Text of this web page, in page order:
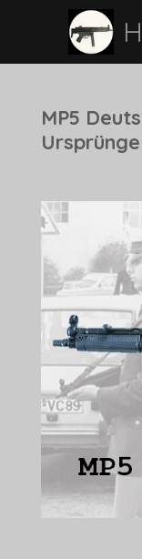
Hauptinhalt
MP5
Ursprünge